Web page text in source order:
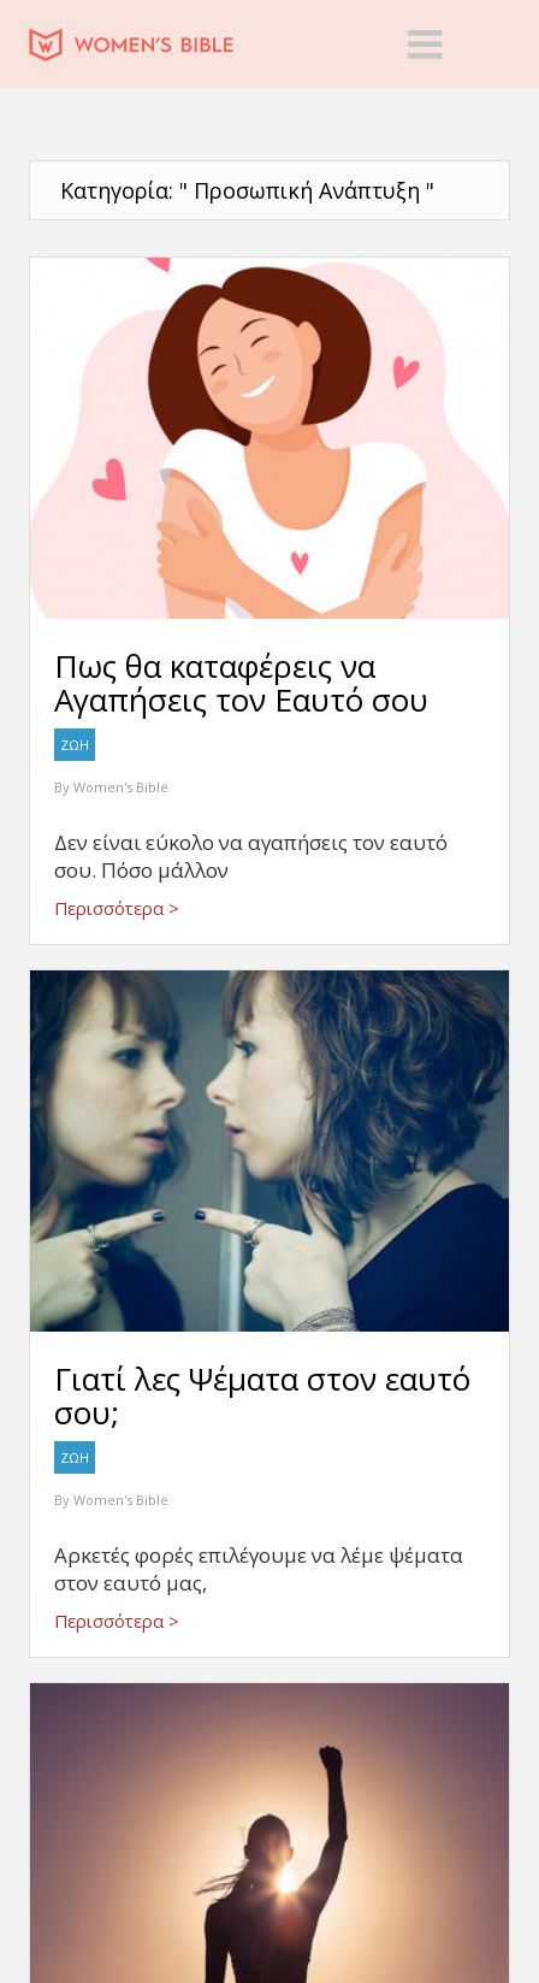
Κατηγορία: " Προσωπική Ανάπτυξη "
Πως θα καταφέρεις να
Αγαπήσεις τον Εαυτό σου
ΖΩΗ
By Women's Bible
Δεν είναι εύκολο να αγαπήσεις τον εαυτό
σου. Πόσο μάλλον
Περισσότερα >
Γιατί λες Ψέματα στον εαυτό
σου;
ΖΩΗ
By Women's Bible
Αρκετές φορές επιλέγουμε να λέμε ψέματα
στον εαυτό μας,
Περισσότερα >